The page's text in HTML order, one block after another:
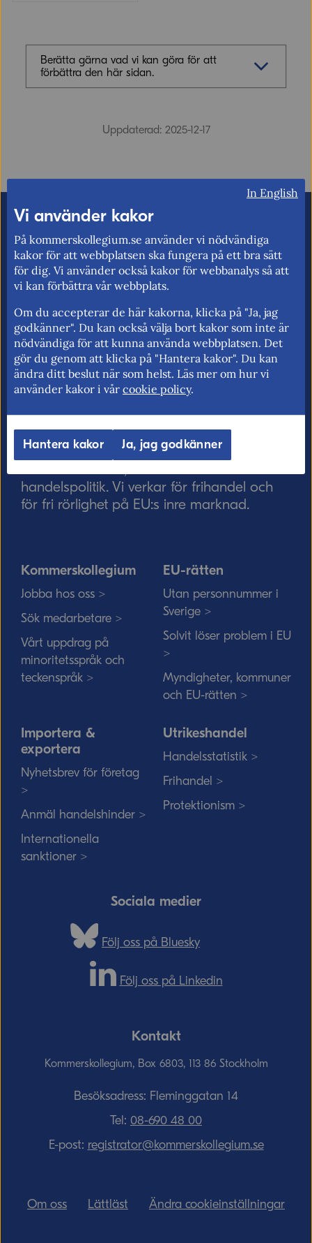
Berätta gärna vad vi kan göra för att
förbättra den här sidan.
E-post (valfritt, men glöm inte att ange
adressen om du vill ha svar från oss!)
Skicka
Uppdaterad: 2025-12-17
Kommerskollegium – Sveriges myndighet
handelspolitik. Vi verkar för frihandel och
för fri rörlighet på EU:s inre marknad.
Kommerskollegium
Jobba hos oss >
Sök medarbetare >
Vårt uppdrag på
minoritetsspråk och
teckenspråk >
EU-rätten
Utan personnummer i
Sverige >
Solvit löser problem i EU
>
Myndigheter, kommuner
och EU-rätten >
Importera &
exportera
Nyhetsbrev för företag
>
Anmäl handelshinder >
Internationella
sanktioner >
Utrikeshandel
Handelsstatistik >
Frihandel >
Protektionism >
Sociala medier
Följ oss på Bluesky
Följ oss på Linkedin
Kontakt
Kommerskollegium, Box 6803, 113 86 Stockholm
Besöksadress: Fleminggatan 14
Tel: 08-690­ 48­ 00
E-post: registrator@kommerskollegium.se
Om oss Lättläst Ändra cookieinställningar
In English
Vi använder kakor
På kommerskollegium.se använder vi nödvändiga
kakor för att webbplatsen ska fungera på ett bra sätt
för dig. Vi använder också kakor för webbanalys så att
vi kan förbättra vår webbplats.
Om du accepterar de här kakorna, klicka på "Ja, jag
godkänner". Du kan också välja bort kakor som inte är
nödvändiga för att kunna använda webbplatsen. Det
gör du genom att klicka på "Hantera kakor". Du kan
ändra ditt beslut när som helst. Läs mer om hur vi
använder kakor i vår cookie policy.
Hantera kakor Ja, jag godkänner